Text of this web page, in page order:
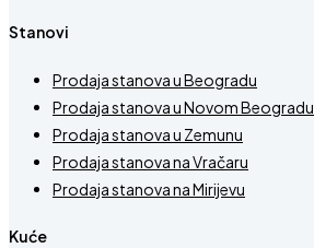
Stanovi
Prodaja stanova u Beogradu
Prodaja stanova u Novom Beogradu
Prodaja stanova u Zemunu
Prodaja stanova na Vračaru
Prodaja stanova na Mirijevu
Kuće